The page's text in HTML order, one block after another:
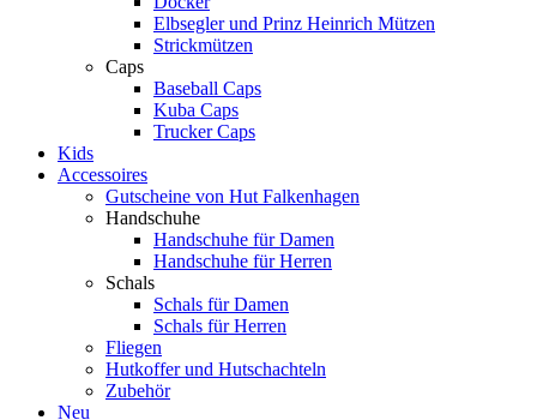
Elbsegler und Prinz Heinrich Mützen
Strickmützen
Caps
Baseball Caps
Kuba Caps
Trucker Caps
Kids
Accessoires
Gutscheine von Hut Falkenhagen
Handschuhe
Handschuhe für Damen
Handschuhe für Herren
Schals
Schals für Damen
Schals für Herren
Fliegen
Hutkoffer und Hutschachteln
Zubehör
Neu